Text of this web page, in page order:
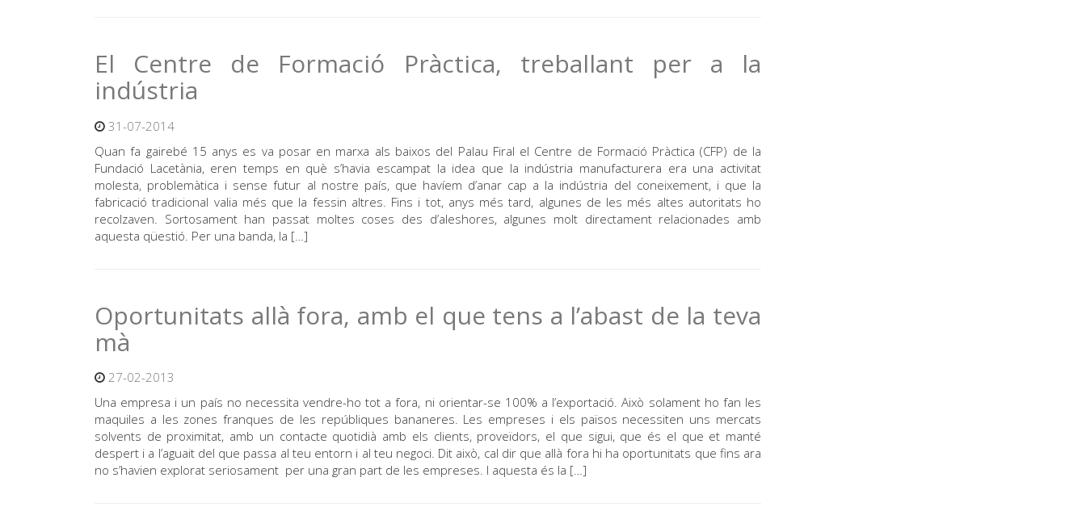
El Centre de Formació Pràctica, treballant per a la
indústria
31-07-2014
Quan fa gairebé 15 anys es va posar en marxa als baixos del Palau Firal el Centre de Formació Pràctica (CFP) de la
Fundació Lacetània, eren temps en què s’havia escampat la idea que la indústria manufacturera era una activitat
molesta, problemàtica i sense futur al nostre país, que havíem d’anar cap a la indústria del coneixement, i que la
fabricació tradicional valia més que la fessin altres. Fins i tot, anys més tard, algunes de les més altes autoritats ho
recolzaven. Sortosament han passat moltes coses des d’aleshores, algunes molt directament relacionades amb
aquesta qüestió. Per una banda, la […]
Oportunitats allà fora, amb el que tens a l’abast de la teva
mà
27-02-2013
Una empresa i un país no necessita vendre-ho tot a fora, ni orientar-se 100% a l’exportació. Això solament ho fan les
maquiles a les zones franques de les repúbliques bananeres. Les empreses i els països necessiten uns mercats
solvents de proximitat, amb un contacte quotidià amb els clients, proveïdors, el que sigui, que és el que et manté
despert i a l’aguait del que passa al teu entorn i al teu negoci. Dit això, cal dir que allà fora hi ha oportunitats que fins ara
no s’havien explorat seriosament per una gran part de les empreses. I aquesta és la […]